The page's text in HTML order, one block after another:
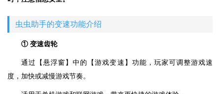
虫虫助手的变速功能介绍
① 变速齿轮
通过【悬浮窗】中的【游戏变速】功能，玩家可调整游戏速
度，加快或减慢游戏节奏。